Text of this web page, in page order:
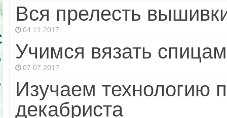
Вся прелесть
04.11.2017
Учимся вязать
07.07.2017
Изучаем технологию
декабриста